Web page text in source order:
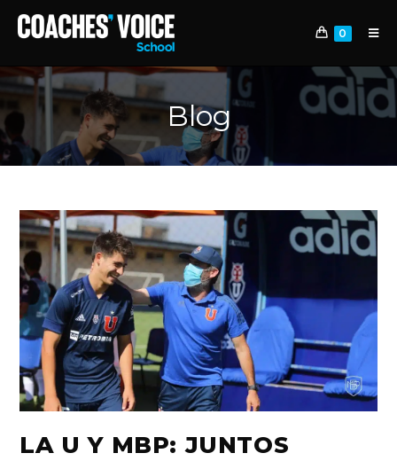
0
Blog
LA U Y MBP: JUNTOS